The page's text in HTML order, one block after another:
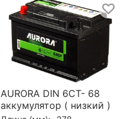
AURORA DIN 6CT- 68
аккумулятор ( низкий )